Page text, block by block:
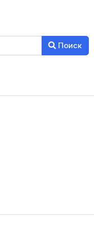
Поиск